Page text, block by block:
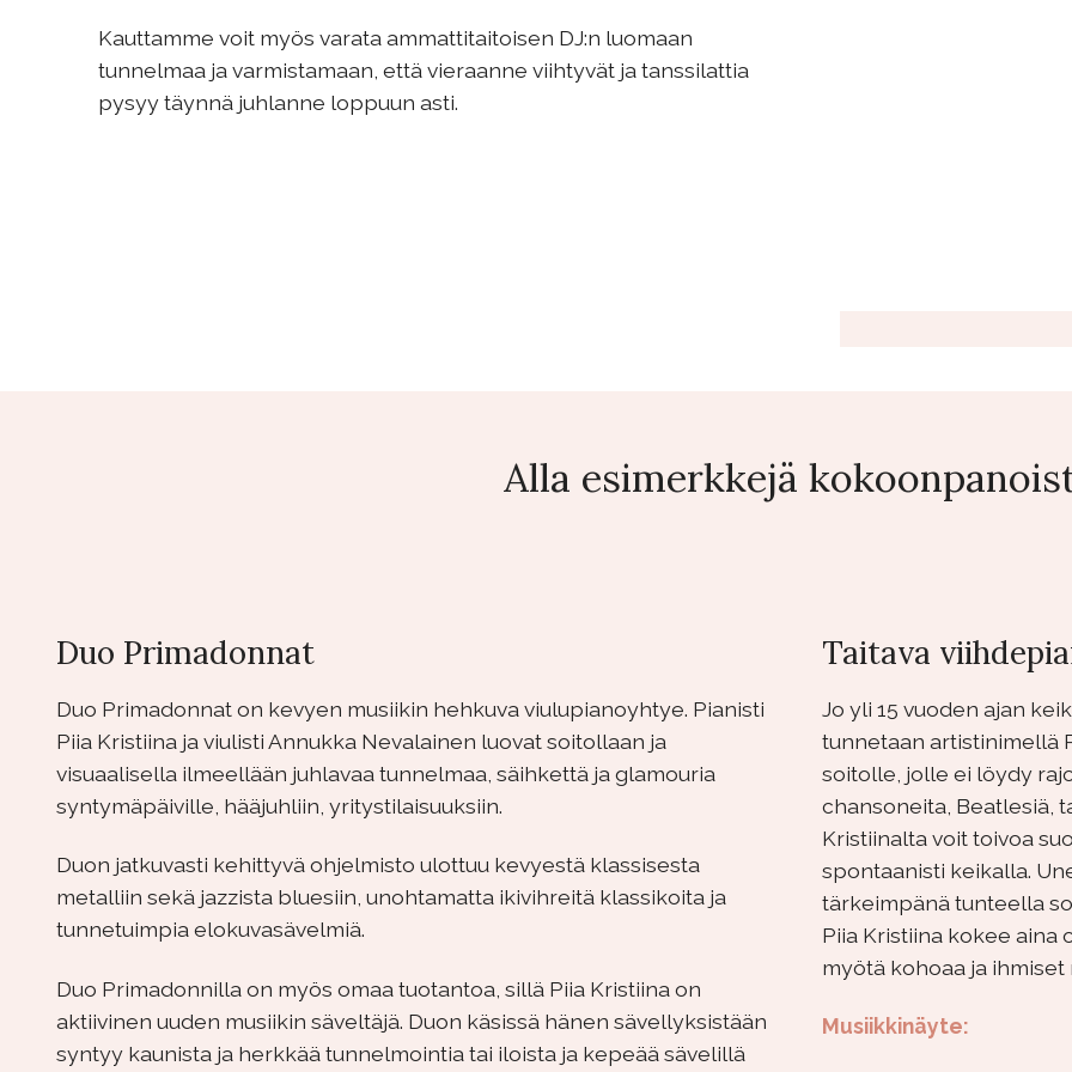
Kauttamme voit myös varata ammattitaitoisen DJ:n luomaan
tunnelmaa ja varmistamaan, että vieraanne viihtyvät ja tanssilattia
pysyy täynnä juhlanne loppuun asti.
Alla esimerkkejä
Duo Primadonnat
Duo Primadonnat on kevyen musiikin hehkuva viulupianoyhtye. Pianisti
Piia Kristiina ja viulisti Annukka Nevalainen luovat soitollaan ja
visuaalisella ilmeellään juhlavaa tunnelmaa, säihkettä ja glamouria
syntymäpäiville, hääjuhliin, yritystilaisuuksiin.
Duon jatkuvasti kehittyvä ohjelmisto ulottuu kevyestä klassisesta
metalliin sekä jazzista bluesiin, unohtamatta ikivihreitä klassikoita ja
tunnetuimpia elokuvasävelmiä.
Duo Primadonnilla on myös omaa tuotantoa, sillä Piia Kristiina on
aktiivinen uuden musiikin säveltäjä. Duon käsissä hänen sävellyksistään
syntyy kaunista ja herkkää tunnelmointia tai iloista ja kepeää sävelillä
Taitava
Jo yli 15 vuoden ajan
tunnetaan artistinimellä
soitolle, jolle ei löydy
chansoneita, Beatlesiä,
Kristiinalta voit toivoa
spontaanisti keikalla.
tärkeimpänä tunteella
Piia Kristiina kokee aina
myötä kohoaa ja
Musiikkinäyte: